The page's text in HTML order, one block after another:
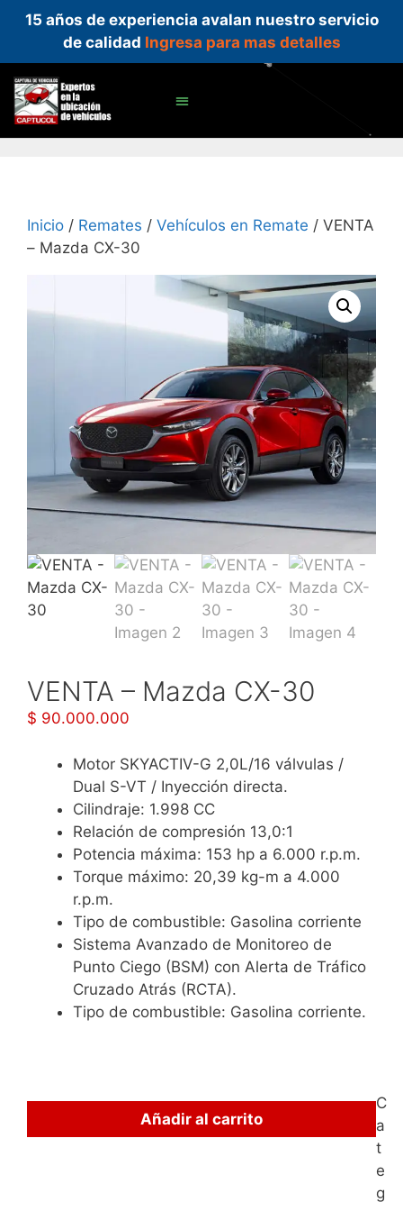
15 años de experiencia avalan nuestro servicio
de calidad Ingresa para mas detalles
Inicio / Remates / Vehículos en Remate / VENTA
– Mazda CX-30
VENTA – Mazda CX-30
$ 90.000.000
Motor SKYACTIV-G 2,0L/16 válvulas /
Dual S-VT / Inyección directa.
Cilindraje: 1.998 CC
Relación de compresión 13,0:1
Potencia máxima: 153 hp a 6.000 r.p.m.
Torque máximo: 20,39 kg-m a 4.000
r.p.m.
Tipo de combustible: Gasolina corriente
Sistema Avanzado de Monitoreo de
Punto Ciego (BSM) con Alerta de Tráfico
Cruzado Atrás (RCTA).
Tipo de combustible: Gasolina corriente.
Añadir al carrito
C
a
t
e
g